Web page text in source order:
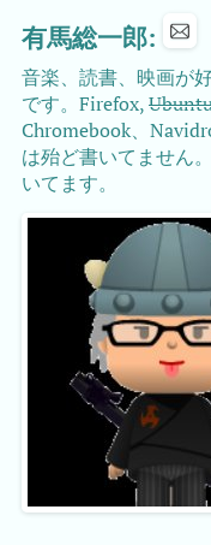
有馬総一郎:
音楽、読書、映画が
です。Firefox,
Chromebook、
は殆ど書いてません
いてます。